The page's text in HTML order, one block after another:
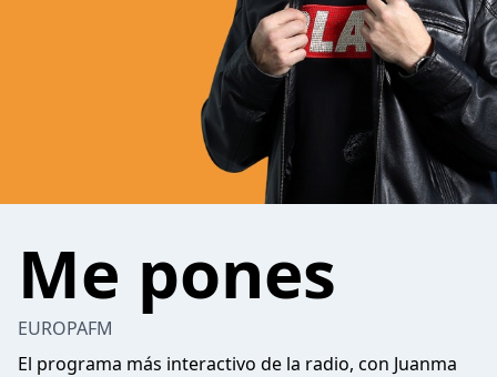
Me pones
EUROPAFM
El programa más interactivo de la radio, con Juanma